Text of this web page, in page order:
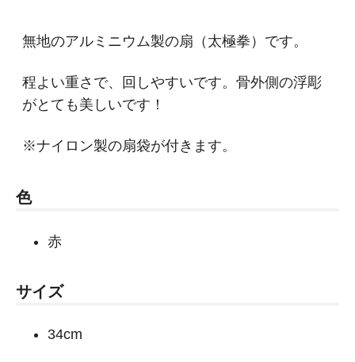
無地のアルミニウム製の扇（太極拳）です。
程よい重さで、回しやすいです。骨外側の浮彫
がとても美しいです！
※ナイロン製の扇袋が付きます。
色
赤
サイズ
34cm